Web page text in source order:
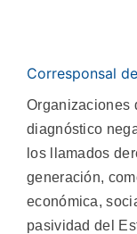
Corresponsal
Organizaciones
diagnóstico
los llamados
generación,
económica,
pasividad del